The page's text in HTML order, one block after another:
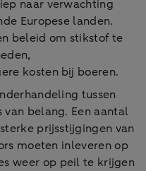
naar verwachting
Europese landen.
beleid om stikstof te
kosten bij boeren.
tussen
belang. Een aantal
prijsstijgingen van
moeten inleveren op
weer op peil te krijgen